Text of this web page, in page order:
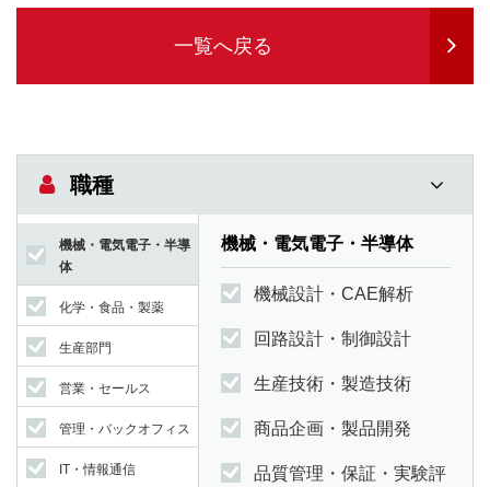
一覧へ戻る
職種
機械・電気電子・半導
体
化学・食品・製薬
生産部門
営業・セールス
管理・バックオフィス
IT・情報通信
機械・電気電子・半導体
機械設計・CAE解析
回路設計・制御設計
生産技術・製造技術
商品企画・製品開発
品質管理・保証・実験評